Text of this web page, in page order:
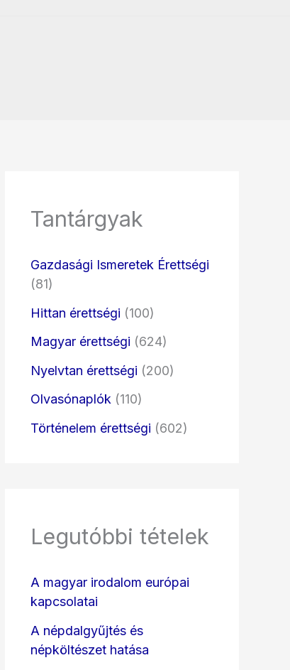
Tantárgyak
Gazdasági Ismeretek Érettségi
(81)
Hittan érettségi (100)
Magyar érettségi (624)
Nyelvtan érettségi (200)
Olvasónaplók (110)
Történelem érettségi (602)
Legutóbbi tételek
A magyar irodalom európai
kapcsolatai
A népdalgyűjtés és
népköltészet hatása